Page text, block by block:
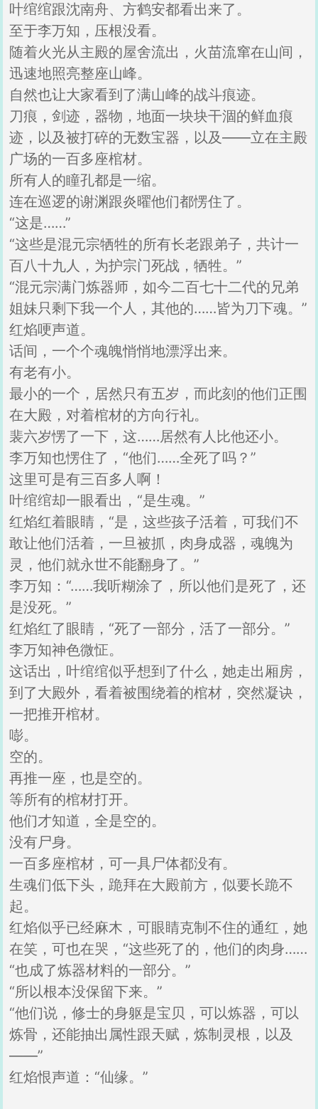
叶绾绾跟沈南舟、方鹤安都看出来了。
至于李万知，压根没看。
随着火光从主殿的屋舍流出，火苗流窜在山间，
迅速地照亮整座山峰。
自然也让大家看到了满山峰的战斗痕迹。
刀痕，剑迹，器物，地面一块块干涸的鲜血痕
迹，以及被打碎的无数宝器，以及——立在主殿
广场的一百多座棺材。
所有人的瞳孔都是一缩。
连在巡逻的谢渊跟炎曜他们都愣住了。
“这是……”
“这些是混元宗牺牲的所有长老跟弟子，共计一
百八十九人，为护宗门死战，牺牲。”
“混元宗满门炼器师，如今二百七十二代的兄弟
姐妹只剩下我一个人，其他的……皆为刀下魂。”
红焰哽声道。
话间，一个个魂魄悄悄地漂浮出来。
有老有小。
最小的一个，居然只有五岁，而此刻的他们正围
在大殿，对着棺材的方向行礼。
裴六岁愣了一下，这……居然有人比他还小。
李万知也愣住了，“他们……全死了吗？”
这里可是有三百多人啊！
叶绾绾却一眼看出，“是生魂。”
红焰红着眼睛，“是，这些孩子活着，可我们不
敢让他们活着，一旦被抓，肉身成器，魂魄为
灵，他们就永世不能翻身了。”
李万知：“……我听糊涂了，所以他们是死了，还
是没死。”
红焰红了眼睛，“死了一部分，活了一部分。”
李万知神色微怔。
这话出，叶绾绾似乎想到了什么，她走出厢房，
到了大殿外，看着被围绕着的棺材，突然凝诀，
一把推开棺材。
嘭。
空的。
再推一座，也是空的。
等所有的棺材打开。
他们才知道，全是空的。
没有尸身。
一百多座棺材，可一具尸体都没有。
生魂们低下头，跪拜在大殿前方，似要长跪不
起。
红焰似乎已经麻木，可眼睛克制不住的通红，她
在笑，可也在哭，“这些死了的，他们的肉身……
“也成了炼器材料的一部分。”
“所以根本没保留下来。”
“他们说，修士的身躯是宝贝，可以炼器，可以
炼骨，还能抽出属性跟天赋，炼制灵根，以及
——”
红焰恨声道：“仙缘。”